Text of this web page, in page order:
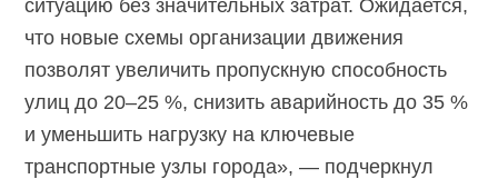
ситуацию без значительных затрат. Ожидается,
что новые схемы организации движения
позволят увеличить пропускную способность
улиц до 20–25 %, снизить аварийность до 35 %
и уменьшить нагрузку на ключевые
транспортные узлы города», — подчеркнул